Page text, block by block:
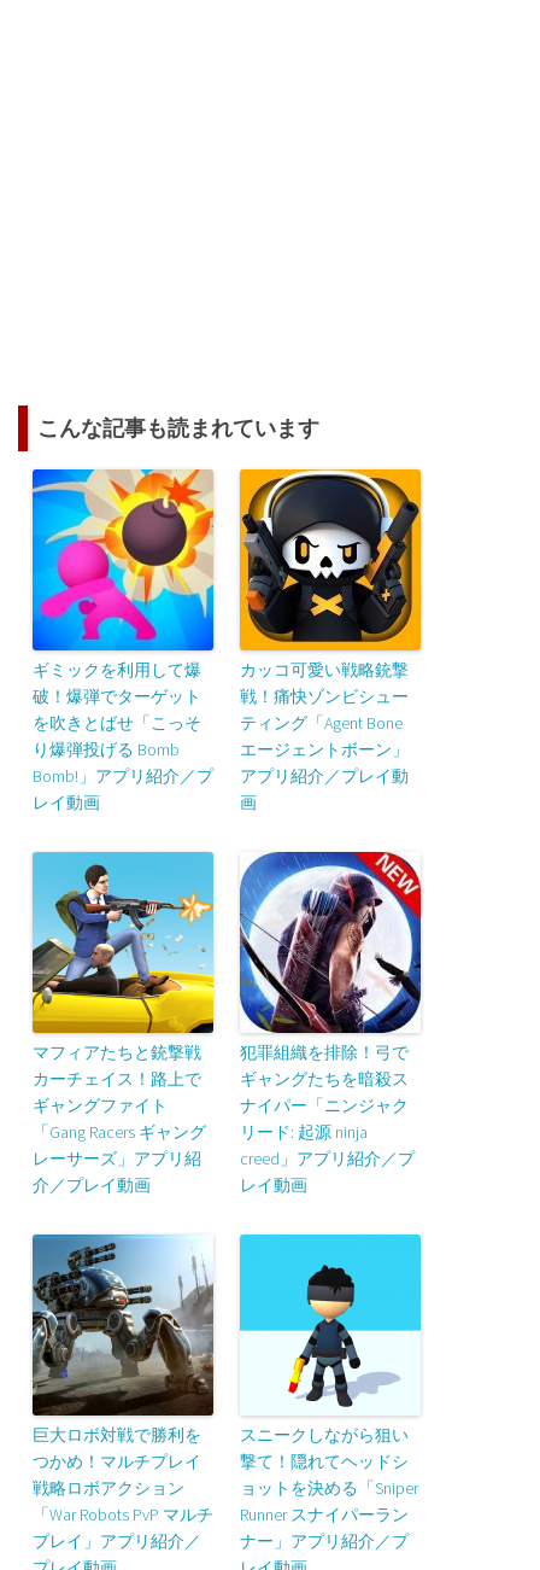
こんな記事も読まれています
ギミックを利用して爆
破！爆弾でターゲット
を吹きとばせ「こっそ
り爆弾投げる Bomb
Bomb!」アプリ紹介／プ
レイ動画
カッコ可愛い戦略銃撃
戦！痛快ゾンビシュー
ティング「Agent Bone
エージェントボーン」
アプリ紹介／プレイ動
画
マフィアたちと銃撃戦
カーチェイス！路上で
ギャングファイト
「Gang Racers ギャング
レーサーズ」アプリ紹
介／プレイ動画
犯罪組織を排除！弓で
ギャングたちを暗殺ス
ナイパー「ニンジャク
リード: 起源 ninja
creed」アプリ紹介／プ
レイ動画
巨大ロボ対戦で勝利を
つかめ！マルチプレイ
戦略ロボアクション
「War Robots PvP マルチ
プレイ」アプリ紹介／
スニークしながら狙い
撃て！隠れてヘッドシ
ョットを決める「Sniper
Runner スナイパーラン
ナー」アプリ紹介／プ